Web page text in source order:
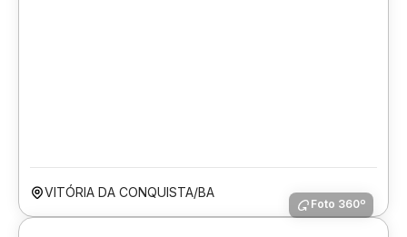
VITÓRIA DA CONQUISTA/BA
Foto 360º